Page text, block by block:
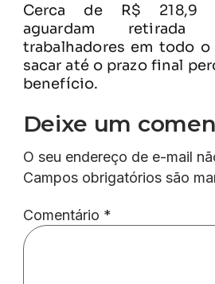
Cerca de R$ 218,9
aguardam retirada
trabalhadores em todo o
sacar até o prazo final
benefício.
Deixe um
O seu endereço de e-mail
Campos obrigatórios são
Comentário *